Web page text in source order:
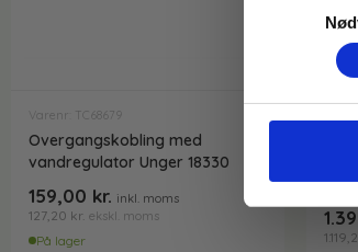
Varenr: TC68679
Overgangskobling med
vandregulator Unger 18330
159,00 kr. inkl. moms
127,20 kr. ekskl. moms
På lager
(2